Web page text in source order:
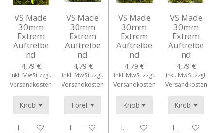
VS Made
30mm
Extrem
Auftreibe
nd
4,79 €
inkl. MwSt zzgl.
Versandkosten
In den Warenkorb
VS Made
30mm
Extrem
Auftreibe
nd
4,79 €
inkl. MwSt zzgl.
Versandkosten
In den Warenkorb
VS Made
30mm
Extrem
Auftreibe
nd
4,79 €
inkl. MwSt zzgl.
Versandkosten
In den Warenkorb
VS Made
30mm
Extrem
Auftreibe
nd
4,79 €
inkl. MwSt zzgl.
Versandkosten
In den